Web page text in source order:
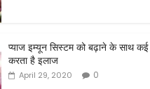
प्याज इम्यून सिस्टम को बढ़ाने के साथ कई
करता है इलाज
April 29, 2020 0